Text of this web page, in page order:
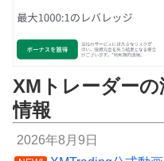
XMトレーダー
情報
2026年8月9日